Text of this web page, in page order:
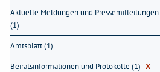
Aktuelle Meldungen und Pressemitteilungen
(1)
Amtsblatt (1)
Beiratsinformationen und Protokolle (1) X